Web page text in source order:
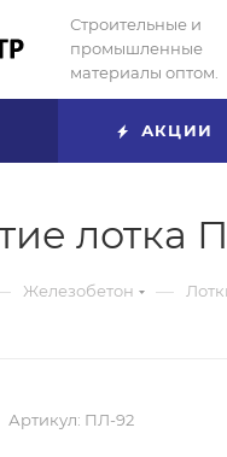
Строительные и
промышленные
материалы оптом.
АКЦИИ
лотка
Железобетон —
Артикул: ПЛ-92